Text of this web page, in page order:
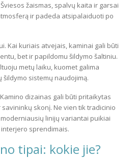
žaismas, spalvų kaita ir garsai
ir padeda atsipalaiduoti po
Kai kuriais atvejais, kaminai gali būti
bet ir papildomu šildymo šaltiniu.
metų laiku, kuomet galima
šildymo sistemų naudojimą.
dizainas gali būti pritaikytas
skonį. Ne vien tik tradicinio
linijų variantai puikiai
sprendimais.
tipai: kokie jie?